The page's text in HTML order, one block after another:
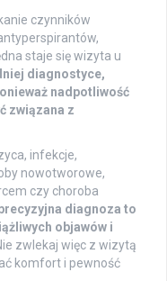
czynników
staje się wizyta u
diagnostyce,
nadpotliwość
związana z
infekcje,
nowotworowe,
czy choroba
diagnoza to
objawów i
zwlekaj więc z wizytą
komfort i pewność